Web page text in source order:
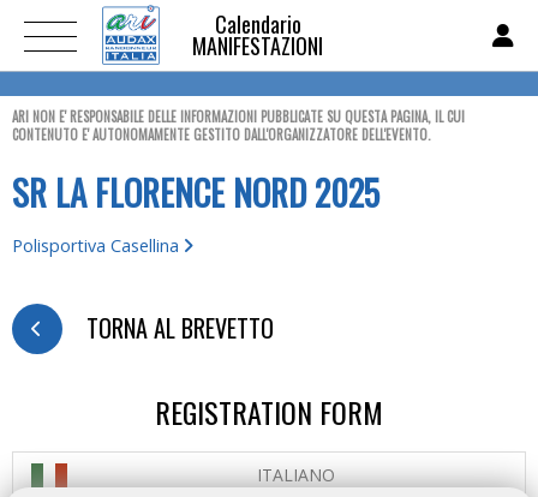
Calendario
MANIFESTAZIONI
ARI NON E' RESPONSABILE DELLE INFORMAZIONI PUBBLICATE SU QUESTA PAGINA, IL CUI
CONTENUTO E' AUTONOMAMENTE GESTITO DALL'ORGANIZZATORE DELL'EVENTO.
SR LA FLORENCE NORD 2025
Polisportiva Casellina
TORNA AL BREVETTO
REGISTRATION FORM
ITALIANO